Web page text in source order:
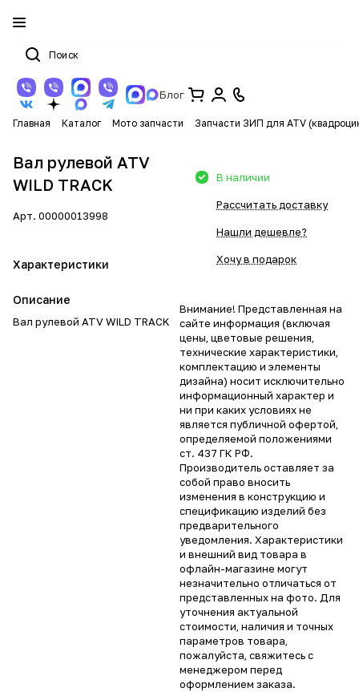
Блог
Главная Каталог Мото запчасти Запчасти ЗИП для ATV
Вал рулевой ATV
WILD TRACK
Арт. 00000013998
Характеристики
Описание
Вал рулевой ATV WILD TRACK
В наличии
Рассчитать доставку
Нашли дешевле?
Хочу в подарок
Внимание! Представленная на
сайте информация (включая
цены, цветовые решения,
технические характеристики,
комплектацию и элементы
дизайна) носит исключительно
информационный характер и
ни при каких условиях не
является публичной офертой,
определяемой положениями
ст. 437 ГК РФ.
Производитель оставляет за
собой право вносить
изменения в конструкцию и
спецификацию изделий без
предварительного
уведомления. Характеристики
и внешний вид товара в
офлайн-магазине могут
незначительно отличаться от
представленных на фото. Для
уточнения актуальной
стоимости, наличия и точных
параметров товара,
пожалуйста, свяжитесь с
менеджером перед
оформлением заказа.